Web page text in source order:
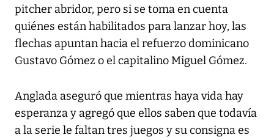
pitcher abridor, pero si se toma en cuenta
quiénes están habilitados para lanzar hoy, las
flechas apuntan hacia el refuerzo dominicano
Gustavo Gómez o el capitalino Miguel Gómez.
Anglada aseguró que mientras haya vida hay
esperanza y agregó que ellos saben que todavía
a la serie le faltan tres juegos y su consigna es